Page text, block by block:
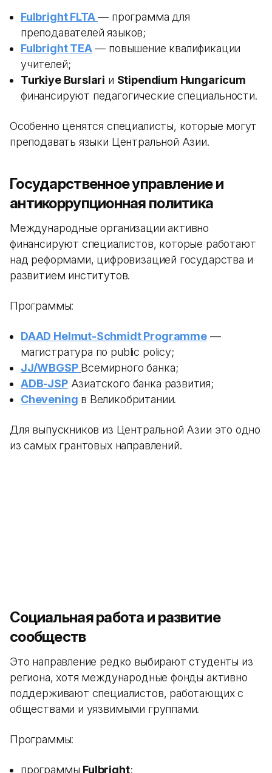
Fulbright FLTA — программа для
преподавателей языков;
Fulbright TEA— повышение квалификации
учителей;
Turkiye Burslari и Stipendium Hungaricum
финансируют педагогические специальности.
Особенно ценятся специалисты, которые могут
преподавать языки Центральной Азии.
Государственное управление и
антикоррупционная политика
Международные организации активно
финансируют специалистов, которые работают
над реформами, цифровизацией государства и
развитием институтов.
Программы:
DAAD Helmut-Schmidt Programme—
магистратура по public policy;
JJ/WBGSP Всемирного банка;
ADB-JSPАзиатского банка развития;
Chevening в Великобритании.
Для выпускников из Центральной Азии это одно
из самых грантовых направлений.
Социальная работа и развитие
сообществ
Это направление редко выбирают студенты из
региона, хотя международные фонды активно
поддерживают специалистов, работающих с
обществами и уязвимыми группами.
Программы:
программы Fulbright;